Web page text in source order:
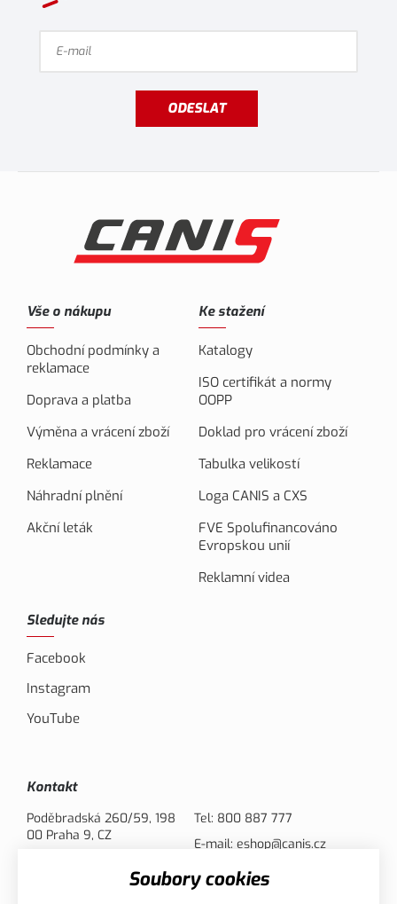
ODESLAT
Vše o nákupu
Obchodní podmínky a
reklamace
Doprava a platba
Výměna a vrácení zboží
Reklamace
Náhradní plnění
Akční leták
Ke stažení
Katalogy
ISO certifikát a normy
OOPP
Doklad pro vrácení zboží
Tabulka velikostí
Loga CANIS a CXS
FVE Spolufinancováno
Evropskou unií
Reklamní videa
Sledujte nás
Facebook
Instagram
YouTube
Kontakt
Poděbradská 260/59, 198
00 Praha 9, CZ
Tel: 800 887 777
E-mail: eshop@canis.cz
Soubory cookies